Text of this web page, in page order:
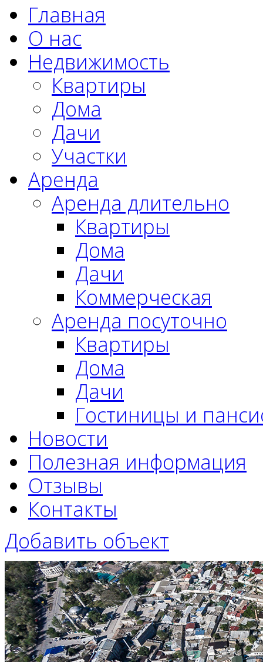
Главная
О нас
Недвижимость
Квартиры
Дома
Дачи
Участки
Аренда
Аренда длительно
Квартиры
Дома
Дачи
Коммерческая
Аренда посуточно
Квартиры
Дома
Дачи
Гостиницы и
Новости
Полезная информация
Отзывы
Контакты
Добавить объект